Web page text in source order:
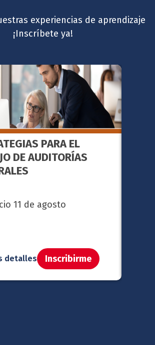
experiencias de aprendizaje
¡Inscríbete ya!
PARA EL
DE AUDITORÍAS
11 de agosto
detalles Inscribirme